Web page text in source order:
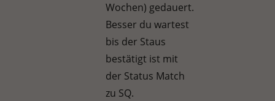
Wochen) gedauert.
Besser du wartest
bis der Staus
bestätigt ist mit
der Status Match
zu SQ.